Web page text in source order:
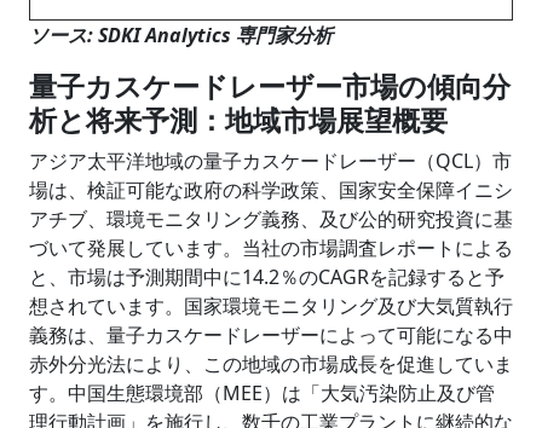
ソース: SDKI Analytics 専門家分析
量子カスケードレーザー市場の傾向分
析と将来予測：地域市場展望概要
アジア太平洋地域の量子カスケードレーザー（QCL）市
場は、検証可能な政府の科学政策、国家安全保障イニシ
アチブ、環境モニタリング義務、及び公的研究投資に基
づいて発展しています。当社の市場調査レポートによる
と、市場は予測期間中に14.2％のCAGRを記録すると予
想されています。国家環境モニタリング及び大気質執行
義務は、量子カスケードレーザーによって可能になる中
赤外分光法により、この地域の市場成長を促進していま
す。中国生態環境部（MEE）は「大気汚染防止及び管
理行動計画」を施行し、数千の工業プラントに継続的な